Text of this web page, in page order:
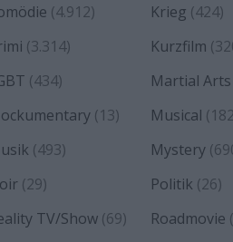
(4.912) Krieg (424)
(3.314) Kurzfilm
(434) Martial Arts
(13) Musical
(493) Mystery
(29) Politik (26)
TV/Show (69) Roadmovie